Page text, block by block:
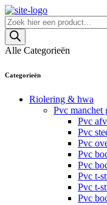
Skip
to
content
Producten
zoeken
Alle Categorieën
Categorieën
Riolering & hwa
Pvc manchet
Pvc
Pvc
Pvc
Pvc
Pvc
Pvc t-
Pvc t-
Pvc